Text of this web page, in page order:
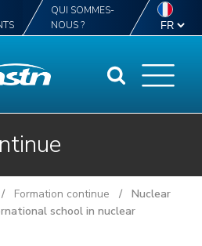
QUI SOMMES-
NOUS ?
/ Formation continue / Nuclear
school in nuclear